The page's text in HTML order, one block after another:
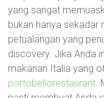
yang sangat
bukan hanya sekadar
petualangan yang
discovery. Jika Anda
makanan Italia yang
portobellorestaurant.